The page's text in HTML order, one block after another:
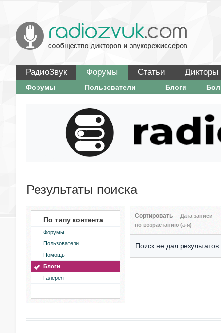
РадиоЗвук Форумы Статьи Дикторы
Форумы Пользователи Блоги
Результаты поиска
По типу контента
Форумы
Пользователи
Помощь
Блоги
Галерея
Сортировать
Дата записи
по возрастанию (а-я)
Поиск не дал результатов.